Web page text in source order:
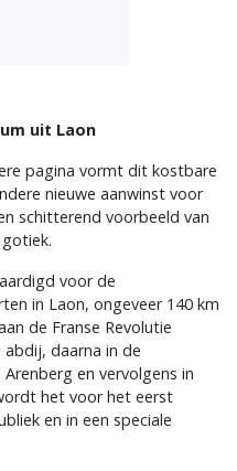
uit Laon
pagina vormt dit kostbare
nieuwe aanwinst voor
schitterend voorbeeld van
voor de
in Laon, ongeveer 140 km
de Franse Revolutie
daarna in de
en vervolgens in
het voor het eerst
en in een speciale